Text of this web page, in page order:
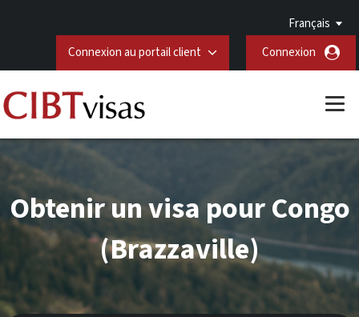
Français
Connexion au portail client
Connexion
Obtenir un visa pour Congo
(Brazzaville)